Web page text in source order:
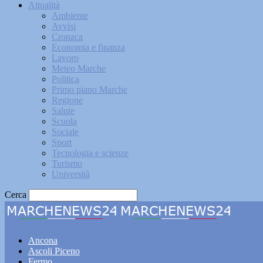
Attualità
Ambiente
Avvisi
Cronaca
Economia e finanza
Lavoro
Meteo Marche
Politica
Primo piano Marche
Regione
Salute
Scuola
Sociale
Sport
Tecnologia e scienze
Turismo
Università
Cerca
Ancona
Ascoli Piceno